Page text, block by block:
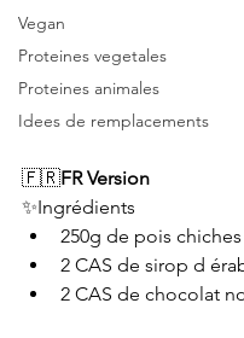
Vegan
Proteines vegetales
Proteines animales
Idees de remplacements
🇫🇷FR Version
✨Ingrédients
250g de pois chiches
2 CAS de sirop d
2 CAS de chocolat